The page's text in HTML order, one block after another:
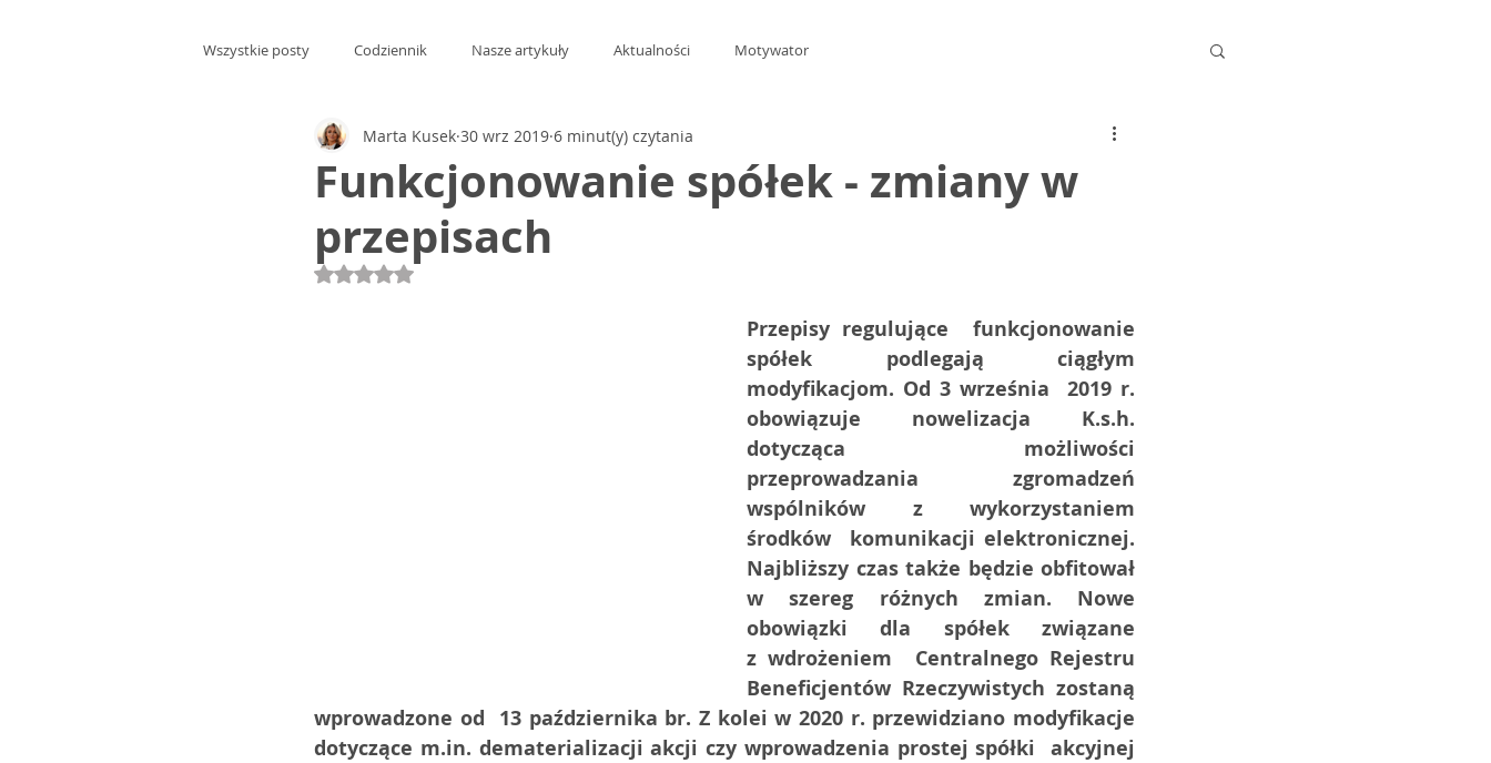
Wszystkie posty Codziennik Nasze artykuły Aktualności Motywator
Funkcjonowanie spółek - zmiany w
przepisach
Marta Kusek 30 wrz 2019 6 minut(y) czytania
Oceniono na NaN z 5 gwiazdek.
Przepisy regulujące  funkcjonowanie
spółek podlegają ciągłym
modyfikacjom. Od 3 września  2019 r.
obowiązuje nowelizacja K.s.h.
dotycząca możliwości
przeprowadzania zgromadzeń
wspólników z wykorzystaniem
środków  komunikacji elektronicznej.
Najbliższy czas także będzie obfitował
w szereg różnych zmian. Nowe
obowiązki dla spółek związane
z wdrożeniem  Centralnego Rejestru
Beneficjentów Rzeczywistych zostaną
wprowadzone od  13 października br. Z kolei w 2020 r. przewidziano modyfikacje
dotyczące m.in. dematerializacji akcji czy wprowadzenia prostej spółki  akcyjnej